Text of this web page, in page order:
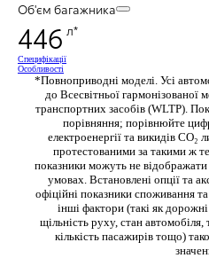
Об'єм багажника
446 л*
Специфікації
Особливості
*Повноприводні моделі. Усі
до Всесвітньої гармонізованої
транспортних засобів (WLTP).
порівняння; порівнюйте
електроенергії та викидів
протестованими за такими ж
показники можуть не відображати
умовах. Встановлені опції та
офіційні показники споживання
інші фактори (такі як
щільність руху, стан
кількість пасажирів тощо)